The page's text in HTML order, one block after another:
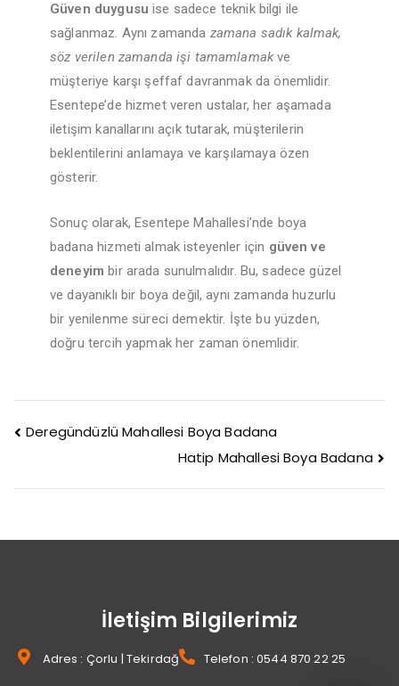
Güven duygusu ise sadece teknik bilgi ile
sağlanmaz. Aynı zamanda zamana sadık kalmak,
söz verilen zamanda işi tamamlamakve
müşteriye karşı şeffaf davranmak da önemlidir.
Esentepe’de hizmet veren ustalar, her aşamada
iletişim kanallarını açık tutarak, müşterilerin
beklentilerini anlamaya ve karşılamaya özen
gösterir.
Sonuç olarak, Esentepe Mahallesi’nde boya
badana hizmeti almak isteyenler için güven ve
deneyim bir arada sunulmalıdır. Bu, sadece güzel
ve dayanıklı bir boya değil, aynı zamanda huzurlu
bir yenilenme süreci demektir. İşte bu yüzden,
doğru tercih yapmak her zaman önemlidir.
Deregündüzlü Mahallesi Boya Badana
Hatip Mahallesi Boya Badana
İletişim Bilgilerimiz
Adres : Çorlu | Tekirdağ Telefon : 0544 870 22 25